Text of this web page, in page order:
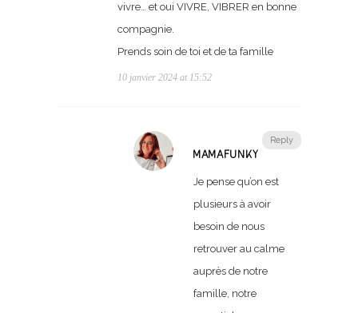
vivre… et oui VIVRE, VIBRER en bonne
compagnie.
Prends soin de toi et de ta famille
10 janvier 2024 at 15:52
Reply
MAMAFUNKY
Je pense qu’on est
plusieurs à avoir
besoin de nous
retrouver au calme
auprès de notre
famille, notre